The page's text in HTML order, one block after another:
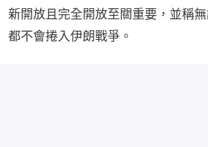
新開放且完全開放至關重要，並稱
都不會捲入伊朗戰爭。